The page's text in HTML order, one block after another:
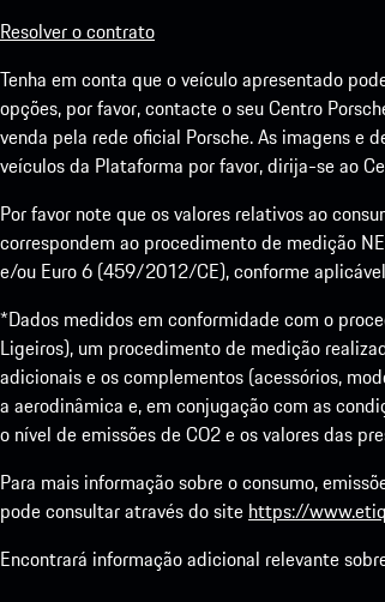
Resolver o contrato
Tenha em conta que o veículo apresentado
opções, por favor, contacte o seu Centro
venda pela rede oficial Porsche. As imagens e
veículos da Plataforma por favor, dirija-se ao
Por favor note que os valores relativos ao
correspondem ao procedimento de medição
e/ou Euro 6 (459/2012/CE), conforme
*Dados medidos em conformidade com o
Ligeiros), um procedimento de medição
adicionais e os complementos (acessórios,
a aerodinâmica e, em conjugação com as
o nível de emissões de CO2 e os valores das
Para mais informação sobre o consumo,
pode consultar através do site https://
Encontrará informação adicional relevante